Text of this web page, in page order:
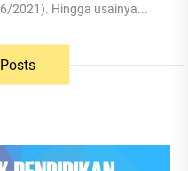
2021). Hingga usainya...